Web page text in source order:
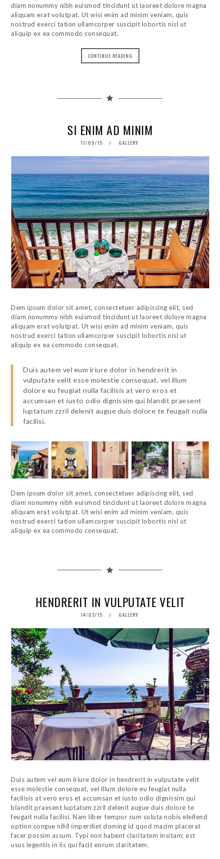
diam nonummy nibh euismod tincidunt ut laoreet dolore magna
aliquam erat volutpat. Ut wisi enim ad minim veniam, quis
nostrud exerci tation ullamcorper suscipit lobortis nisl ut
aliquip ex ea commodo consequat.
CONTINUE READING
SI ENIM AD MINIM
POSTED
11/09/15 01/06/18GALLERY
Dem ipsum dolor sit amet, consectetuer adipiscing elit, sed
diam nonummy nibh euismod tincidunt ut laoreet dolore magna
aliquam erat volutpat. Ut wisi enim ad minim veniam, quis
nostrud exerci tation ullamcorper suscipit lobortis nisl ut
aliquip ex ea commodo consequat.
Duis autem vel eum iriure dolor in hendrerit in
vulputate velit esse molestie consequat, vel illum
dolore eu feugiat nulla facilisis at vero eros et
accumsan et iusto odio dignissim qui blandit praesent
luptatum zzril delenit augue duis dolore te feugait nulla
facilisi.
Dem ipsum dolor sit amet, consectetuer adipiscing elit, sed
diam nonummy nibh euismod tincidunt ut laoreet dolore magna
aliquam erat volutpat. Ut wisi enim ad minim veniam, quis
nostrud exerci tation ullamcorper suscipit lobortis nisl ut
aliquip ex ea commodo consequat.
HENDRERIT IN VULPUTATE VELIT
POSTED
14/03/15 01/06/18GALLERY
Duis autem vel eum iriure dolor in hendrerit in vulputate velit
esse molestie consequat, vel illum dolore eu feugiat nulla
facilisis at vero eros et accumsan et iusto odio dignissim qui
blandit praesent luptatum zzril delenit augue duis dolore te
feugait nulla facilisi. Nam liber tempor cum soluta nobis eleifend
option congue nihil imperdiet doming id quod mazim placerat
facer possim assum. Typi non habent claritatem insitam; est
usus legentis in iis qui facit eorum claritatem.